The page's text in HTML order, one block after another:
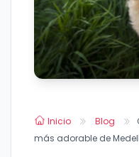
Inicio Blog
más adorable de